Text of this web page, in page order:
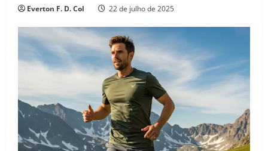
Everton F. D. Col 22 de julho de 2025